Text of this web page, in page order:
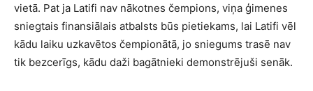
vietā. Pat ja Latifi nav nākotnes čempions, viņa ģimenes
sniegtais finansiālais atbalsts būs pietiekams, lai Latifi vēl
kādu laiku uzkavētos čempionātā, jo sniegums trasē nav
tik bezcerīgs, kādu daži bagātnieki demonstrējuši senāk.